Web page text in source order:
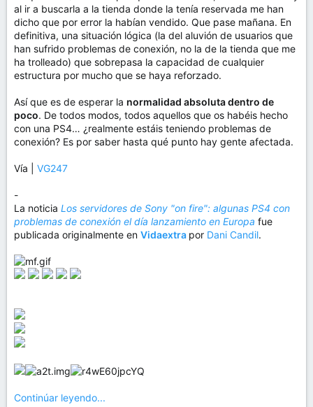
al ir a buscarla a la tienda donde la tenía reservada me han
dicho que por error la habían vendido. Que pase mañana. En
definitiva, una situación lógica (la del aluvión de usuarios que
han sufrido problemas de conexión, no la de la tienda que me
ha trolleado) que sobrepasa la capacidad de cualquier
estructura por mucho que se haya reforzado.
Así que es de esperar la normalidad absoluta dentro de
poco. De todos modos, todos aquellos que os habéis hecho
con una PS4… ¿realmente estáis teniendo problemas de
conexión? Es por saber hasta qué punto hay gente afectada.
Vía | VG247
-
La noticia Los servidores de Sony "on fire": algunas PS4 con
problemas de conexión el día lanzamiento en Europa fue
publicada originalmente en Vidaextra por Dani Candil.
Continúar leyendo...